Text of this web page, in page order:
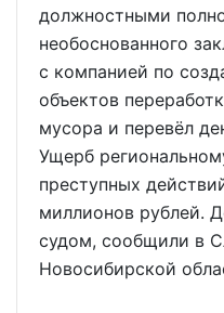
должностными
необоснованного
с компанией по
объектов
мусора и перевёл
Ущерб
преступных
миллионов рублей.
судом, сообщили в
Новосибирской